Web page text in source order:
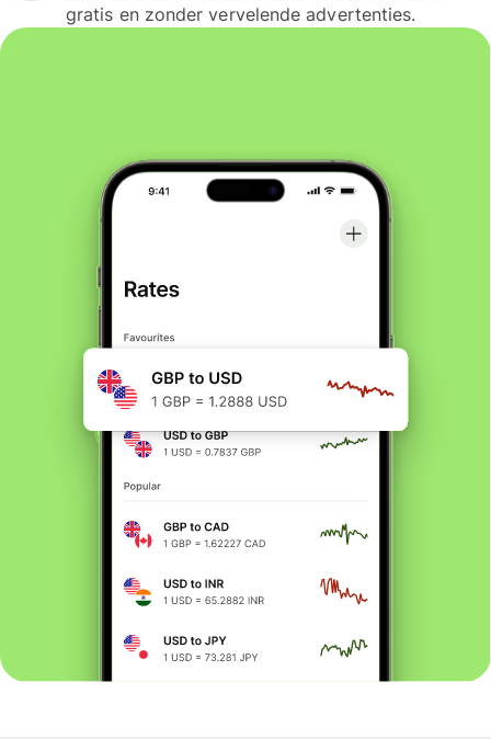
gratis en zonder vervelende advertenties.